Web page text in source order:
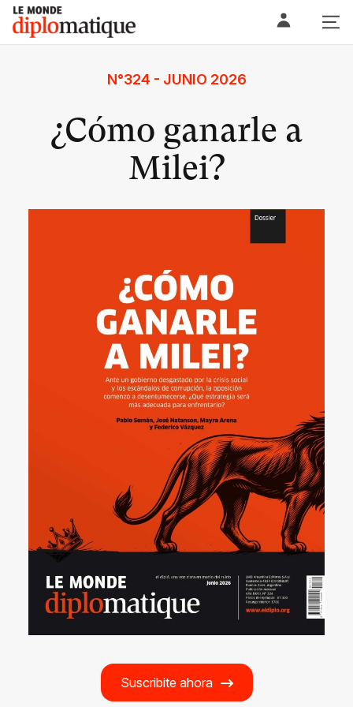
Skip
content
Le monde diplomatique
N°324 - JUNIO 2026
¿Cómo ganarle a
Milei?
Suscribite ahora